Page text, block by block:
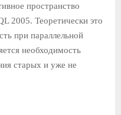
пространство
2005. Теоретически это
при параллельной
необходимость
старых и уже не